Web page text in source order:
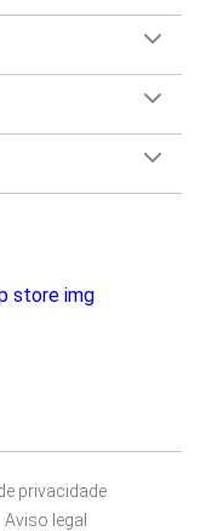
privacidade
Aviso legal